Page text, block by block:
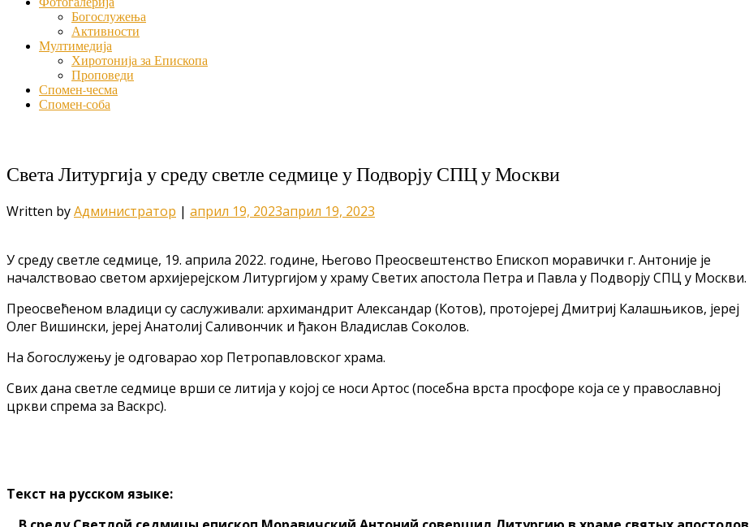
Богослужења
Активности
Мултимедија
Хиротонија за Епископа
Проповеди
Спомен-чесма
Спомен-соба
Света Литургија у среду светле седмице у Подворју СПЦ у Москви
Written byАдминистратор | април 19, 2023април 19, 2023
У среду светле седмице, 19. априла 2022. године, Његово Преосвештенство Епископ моравички г. Антоније је
началствовао светом архијерејском Литургијом у храму Светих апостола Петра и Павла у Подворју СПЦ у Москви.
Преосвећеном владици су саслуживали: архимандрит Александар (Котов), протојереј Дмитриј Калашњиков, јереј
Олег Вишински, јереј Анатолиј Саливончик и ђакон Владислав Соколов.
На богослужењу је одговарао хор Петропавловског храма.
Свих дана светле седмице врши се литија у којој се носи Артос (посебна врста просфоре која се у православној
цркви спрема за Васкрс).
Текст на русском языке: